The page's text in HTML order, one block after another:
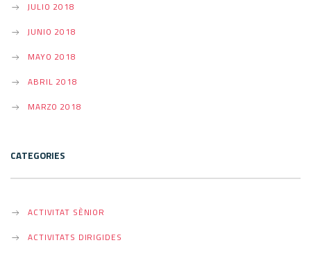
JULIO 2018
JUNIO 2018
MAYO 2018
ABRIL 2018
MARZO 2018
CATEGORIES
ACTIVITAT SÈNIOR
ACTIVITATS DIRIGIDES